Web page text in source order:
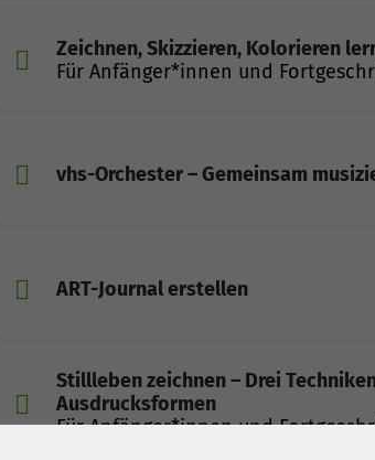
Zeichnen, Skizzieren, Kolorieren
Für Anfänger*innen und
vhs-Orchester – Gemeinsam
ART-Journal erstellen
Stillleben zeichnen – Drei
Ausdrucksformen
Für Anfänger*innen und